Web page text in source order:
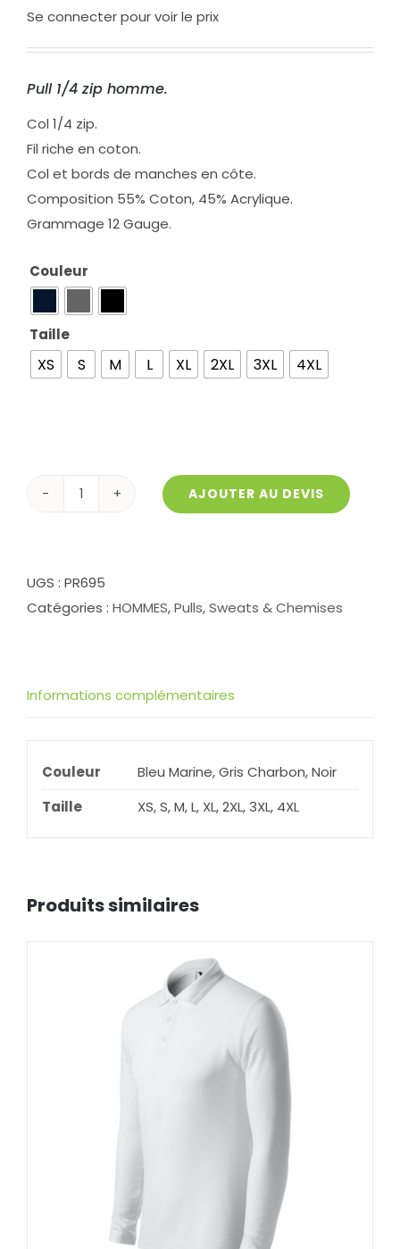
Se connecter pour voir le prix
Pull 1/4 zip homme.
Col 1/4 zip.
Fil riche en coton.
Col et bords de manches en côte.
Composition 55% Coton, 45% Acrylique.
Grammage 12 Gauge.
Couleur
Taille
XS S M L XL 2XL 3XL 4XL
quantité
Col
Zip
AJOUTER AU DEVIS
UGS : PR695
Catégories : HOMMES,Pulls, Sweats & Chemises
Informations complémentaires
Couleur
Bleu Marine, Gris Charbon, Noir
Taille
XS, S, M, L, XL, 2XL, 3XL, 4XL
Produits similaires